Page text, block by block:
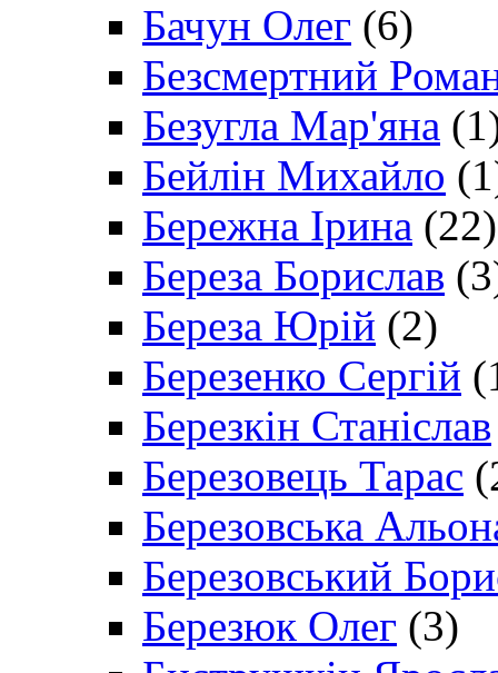
Бачун Олег (6)
Безсмертний
Безугла Мар'яна
Бейлін Михайло
Бережна Ірина (22)
Береза Борислав
Береза Юрій (2)
Березенко Сергій
Березкін Станіслав
Березовець Тарас
Березовська
Березовський
Березюк Олег (3)